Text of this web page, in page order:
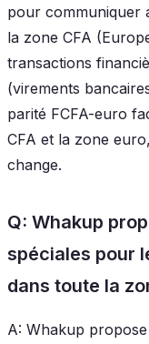
pour communiquer
la zone CFA
transactions
(virements
parité FCFA-euro
CFA et la zone
change.
Q: Whakup
spéciales pour
dans toute la
A: Whakup